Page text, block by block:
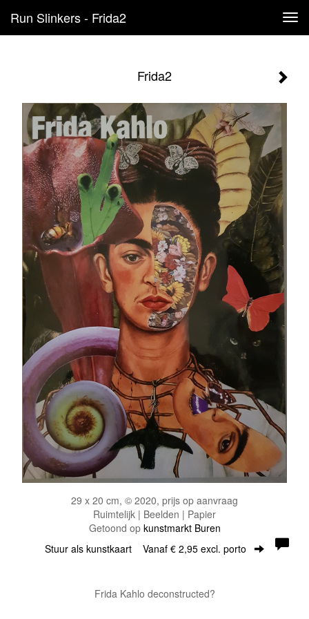
Run Slinkers - Frida2
Frida2
29 x 20 cm, © 2020, prijs op aanvraag
Ruimtelijk | Beelden | Papier
Getoond op kunstmarkt Buren
Stuur als kunstkaart Vanaf € 2,95 excl. porto
Frida Kahlo deconstructed?